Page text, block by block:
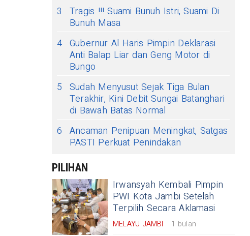
3
Tragis !!! Suami Bunuh Istri, Suami Di
Bunuh Masa
4 Gubernur Al Haris Pimpin Deklarasi
Anti Balap Liar dan Geng Motor di
Bungo
5 Sudah Menyusut Sejak Tiga Bulan
Terakhir, Kini Debit Sungai Batanghari
di Bawah Batas Normal
6 Ancaman Penipuan Meningkat, Satgas
PASTI Perkuat Penindakan
PILIHAN
Irwansyah Kembali Pimpin
PWI Kota Jambi Setelah
Terpilih Secara Aklamasi
MELAYU JAMBI 1 bulan